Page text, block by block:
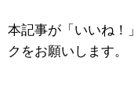
本記事が「いいね！
クをお願いします。